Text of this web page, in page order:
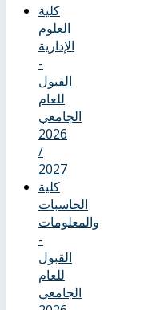
كلية
العلوم
الإدارية
-
القبول
للعام
الجامعي
2026
/
2027
كلية
الحاسبات
والمعلومات
-
القبول
للعام
الجامعي